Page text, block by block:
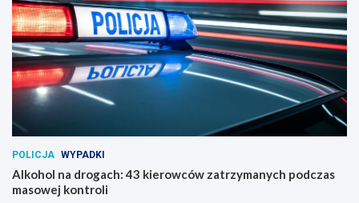
POLICJA WYPADKI
Alkohol na drogach: 43 kierowców zatrzymanych podczas
masowej kontroli